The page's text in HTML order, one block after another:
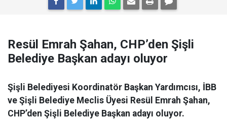
Resül Emrah Şahan, CHP’den Şişli
Belediye Başkan adayı oluyor
Şişli Belediyesi Koordinatör Başkan Yardımcısı, İBB
ve Şişli Belediye Meclis Üyesi Resül Emrah Şahan,
CHP’den Şişli Belediye Başkan adayı oluyor.